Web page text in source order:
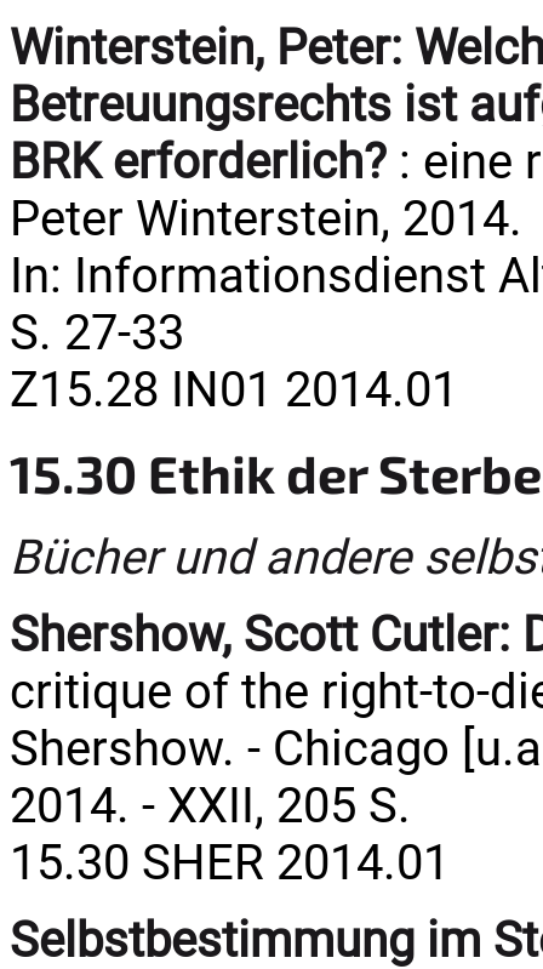
Winterstein, Peter:
Betreuungsrechts ist
BRK erforderlich? : eine
Peter Winterstein, 2014.
In: Informationsdienst
S. 27-33
Z15.28 IN01 2014.01
15.30 Ethik der
Bücher und andere
Shershow, Scott Cutler:
critique of the right-to-
Shershow. - Chicago
2014. - XXII, 205 S.
15.30 SHER 2014.01
Selbstbestimmung im